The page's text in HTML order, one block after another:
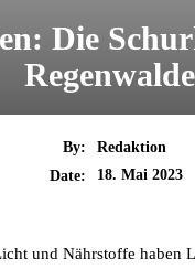
Die
By:
Redaktion
Date:
18. Mai 2023
und Nährstoffe haben